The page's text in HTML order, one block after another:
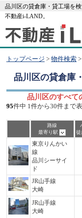
品川区の貸倉庫・貸工場を
不動産i-LAND。
トップページ > 物件検索>
品川区の貸倉庫
品川区のすべて
95件中 1件から30件まで
路線
最寄り駅
徒
東京りんかい
線
品川シーサイ
ド
JR山手線
大崎
JR山手線
大崎